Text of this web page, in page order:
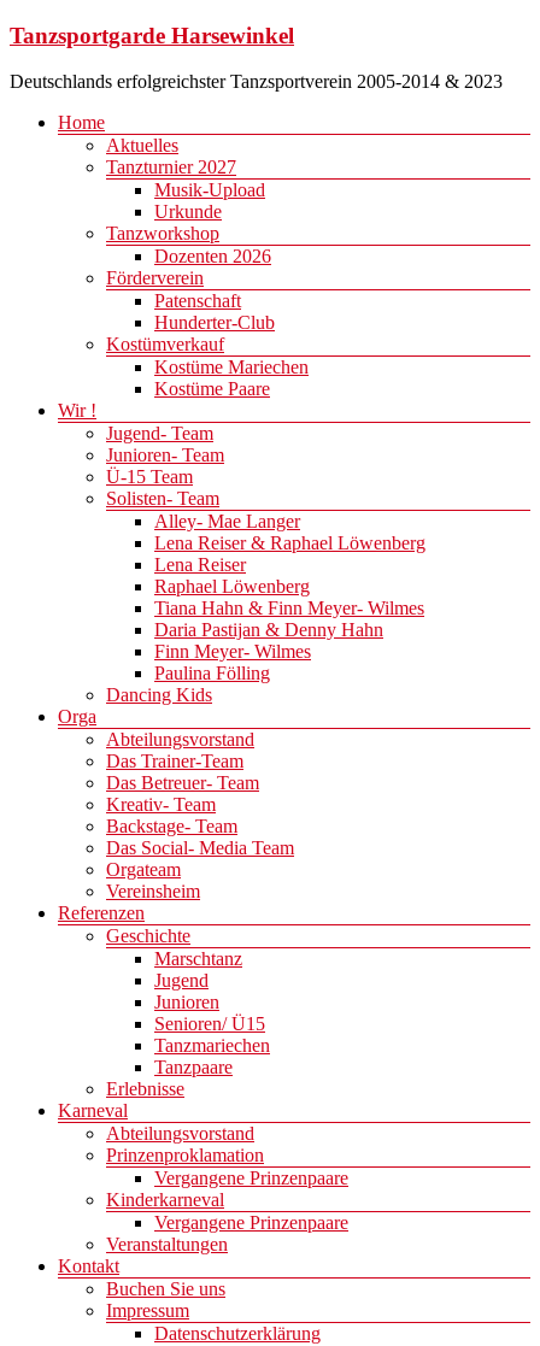
Zum
springen
Tanzsportgarde Harsewinkel
Deutschlands erfolgreichster Tanzsportverein 2005-2014 & 2023
Menü
Home
Aktuelles
Tanzturnier 2027
Musik-Upload
Urkunde
Tanzworkshop
Dozenten 2026
Förderverein
Patenschaft
Hunderter-Club
Kostümverkauf
Kostüme Mariechen
Kostüme Paare
Wir !
Jugend- Team
Junioren- Team
Ü-15 Team
Solisten- Team
Alley- Mae Langer
Lena Reiser & Raphael Löwenberg
Lena Reiser
Raphael Löwenberg
Tiana Hahn & Finn Meyer- Wilmes
Daria Pastijan & Denny Hahn
Finn Meyer- Wilmes
Paulina Fölling
Dancing Kids
Orga
Abteilungsvorstand
Das Trainer-Team
Das Betreuer- Team
Kreativ- Team
Backstage- Team
Das Social- Media Team
Orgateam
Vereinsheim
Referenzen
Geschichte
Marschtanz
Jugend
Junioren
Senioren/ Ü15
Tanzmariechen
Tanzpaare
Erlebnisse
Karneval
Abteilungsvorstand
Prinzenproklamation
Vergangene Prinzenpaare
Kinderkarneval
Vergangene Prinzenpaare
Veranstaltungen
Kontakt
Buchen Sie uns
Impressum
Datenschutzerklärung